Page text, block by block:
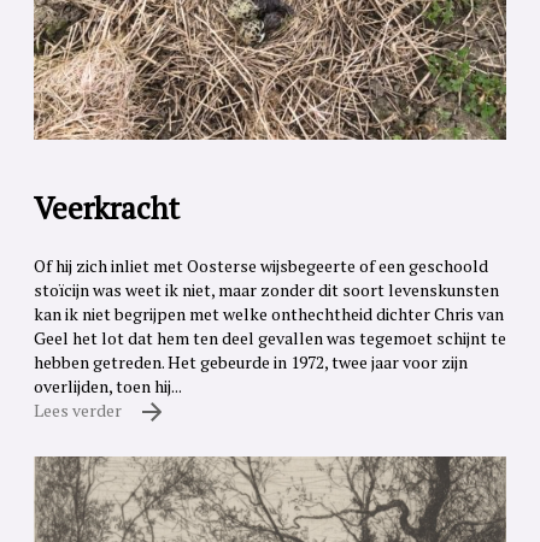
Veerkracht
Of hij zich inliet met Oosterse wijsbegeerte of een geschoold
stoïcijn was weet ik niet, maar zonder dit soort levenskunsten
kan ik niet begrijpen met welke onthechtheid dichter Chris van
Geel het lot dat hem ten deel gevallen was tegemoet schijnt te
hebben getreden. Het gebeurde in 1972, twee jaar voor zijn
overlijden, toen hij...
Lees verder